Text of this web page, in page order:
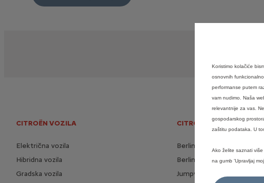
CITROËN VOZILA
Električna vozila
Hibridna vozila
Gradska vozila
CITROËN
Berlingo Business
Berlingo Furgon
Jumpy Furgon
Koristimo kolačiće
osnovnih
performanse putem
vam nudimo. Naša
relevantnije za vas.
gospodarskog
zaštitu podataka. U
Ako želite saznati
na gumb 'Upravljaj